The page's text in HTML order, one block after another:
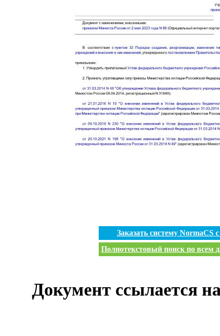
Заказать систему
Полнотекстовый поиск по всем
Документ ссылается